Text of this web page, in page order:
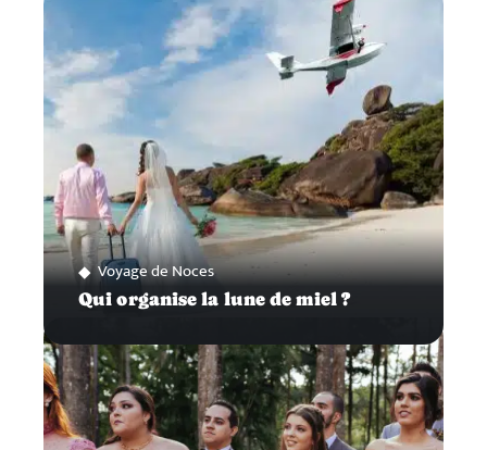
Voyage de Noces
Qui organise la lune de miel ?